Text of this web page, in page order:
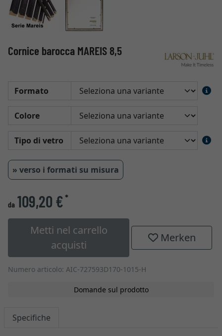
Cornice barocca MAREIS 8,5
Formato
Colore
Tipo di vetro
» verso i formati su misura
da 109,20 €*
Metti nel carrello
acquisti
Merken
Numero articolo: AIC-727593D170-1015-H
Domande sul prodotto
Specifiche